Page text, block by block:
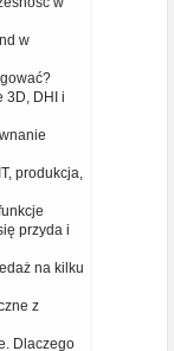
w
3D, DHI i
produkcja,
przyda i
na kilku
z
Dlaczego